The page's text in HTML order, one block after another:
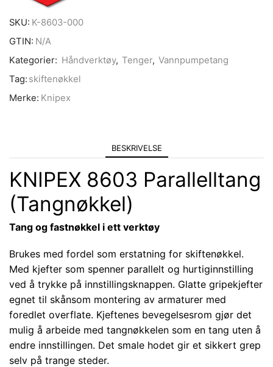
SKU: K-8603-000
GTIN: N/A
Kategorier: Håndverktøy, Tenger, Vannpumpetang
Tag: skiftenøkkel
Merke: Knipex
BESKRIVELSE
KNIPEX 8603 Parallelltang
(Tangnøkkel)
Tang og fastnøkkel i ett verktøy
Brukes med fordel som erstatning for skiftenøkkel.
Med kjefter som spenner parallelt og hurtiginnstilling
ved å trykke på innstillingsknappen. Glatte gripekjefter
egnet til skånsom montering av armaturer med
foredlet overflate. Kjeftenes bevegelsesrom gjør det
mulig å arbeide med tangnøkkelen som en tang uten å
endre innstillingen. Det smale hodet gir et sikkert grep
selv på trange steder.